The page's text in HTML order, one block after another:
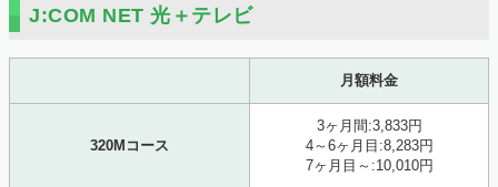
J:COM NET 光＋テレビ
月額料金
320Mコース
3ヶ月間:3,833円
4～6ヶ月目:8,283円
7ヶ月目～:10,010円